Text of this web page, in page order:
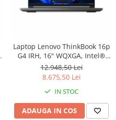
Laptop Lenovo ThinkBook 16p
G4 IRH, 16" WQXGA, Intel®
Core™ i7 13700H pana la 5
GHz, 16 GB RAM DDr5 5200, 1
TB SSD, NVIDIA® GeForce®
RTX 4060 8 GB, Windows 11
Pro, Storm Grey
12.948,50 Lei
8.675,50 Lei
IN STOC
ADAUGA IN COS